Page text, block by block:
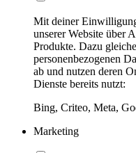
Mit deiner
unserer Website über
Produkte. Dazu
personenbezogenen
ab und nutzen deren
Dienste bereits nutzt:
Bing, Criteo, Meta,
Marketing